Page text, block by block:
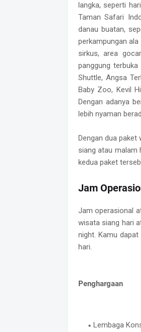
langka, seperti
Taman Safari
danau buatan,
perkampungan
sirkus, area
panggung
Shuttle, Angsa
Baby Zoo, Kevil
Dengan adanya
lebih nyaman
Dengan dua
siang atau malam
kedua paket
Jam
Jam operasional
wisata siang hari
night. Kamu
hari.
Penghargaan
Lembaga